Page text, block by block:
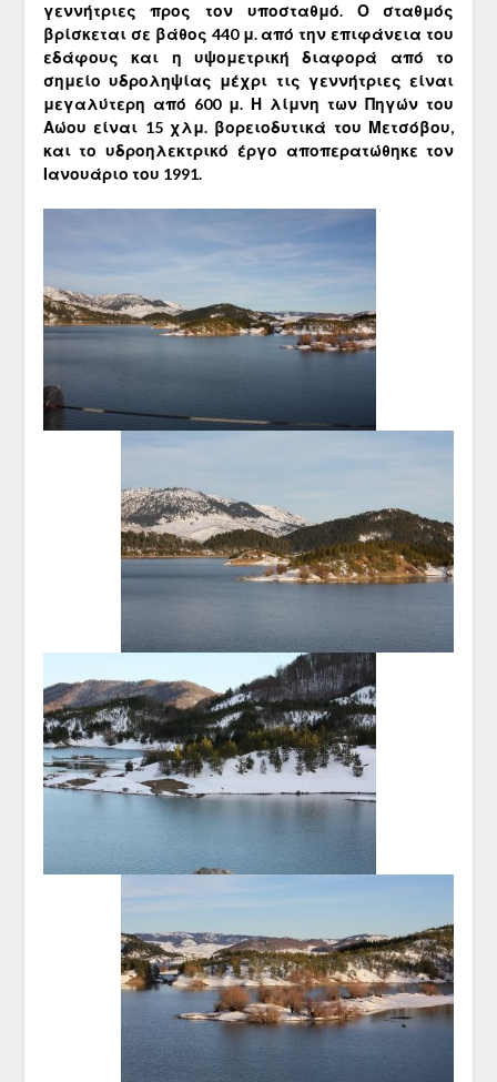
γεννήτριες προς τον υποσταθμό. Ο σταθμός
βρίσκεται σε βάθος 440 μ. από την επιφάνεια του
εδάφους και η υψομετρική διαφορά από το
σημείο υδροληψίας μέχρι τις γεννήτριες είναι
μεγαλύτερη από 600 μ. Η λίμνη των Πηγών του
Αώου είναι 15 χλμ. βορειοδυτικά του Μετσόβου,
και το υδροηλεκτρικό έργο αποπερατώθηκε τον
Ιανουάριο του 1991.